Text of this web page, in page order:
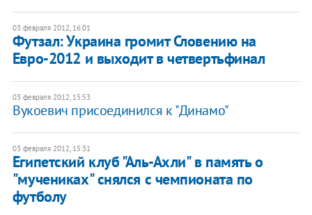
03 февраля 2012, 16:01
Футзал: Украина громит Словению на
Евро-2012 и выходит в четвертьфинал
03 февраля 2012, 15:53
Вукоевич присоединился к "Динамо"
03 февраля 2012, 15:31
Египетский клуб "Аль-Ахли" в память о
"мучениках" снялся с чемпионата по
футболу